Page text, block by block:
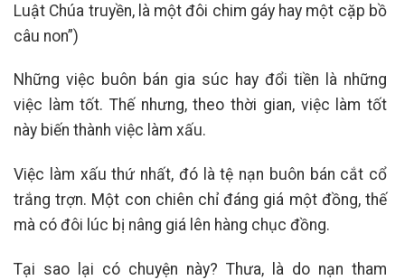
Luật Chúa truyền, là một đôi chim gáy hay một cặp bồ
câu non”)
Những việc buôn bán gia súc hay đổi tiền là những
việc làm tốt. Thế nhưng, theo thời gian, việc làm tốt
này biến thành việc làm xấu.
Việc làm xấu thứ nhất, đó là tệ nạn buôn bán cắt cổ
trắng trợn. Một con chiên chỉ đáng giá một đồng, thế
mà có đôi lúc bị nâng giá lên hàng chục đồng.
Tại sao lại có chuyện này? Thưa, là do nạn tham